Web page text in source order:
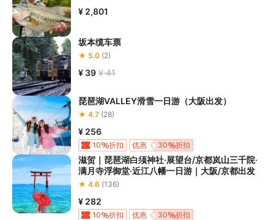
¥ 2,801
坂本缆车票
★ 5.0 (2)
¥ 39 ¥ 41
琵琶湖VALLEY滑雪一日游（大阪出发）
★ 4.7 (28)
¥ 256
10 折扣 30 折扣
优惠
滋贺｜琵琶湖白须神社·展望台/京都岚山三千院·
满月寺浮御堂·近江八幡一日游｜大阪/京都出发
★ 4.6 (136)
¥ 282
10 折扣 30 折扣
优惠